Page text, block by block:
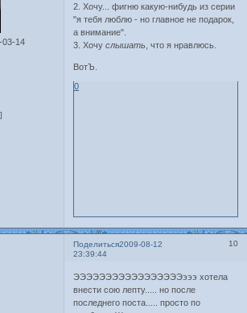
03-14
2. Хочу... фигню какую-нибудь из серии
"я тебя люблю - но главное не подарок,
а внимание".
3. Хочуслышать , что я нравлюсь.
ВотЪ.
0
Поделиться 10
2009-08-12
23:39:44
ЭЭЭЭЭЭЭЭЭЭЭЭЭЭЭЭЭэээ хотела
внести сою лепту..... но после
последнего поста..... просто по